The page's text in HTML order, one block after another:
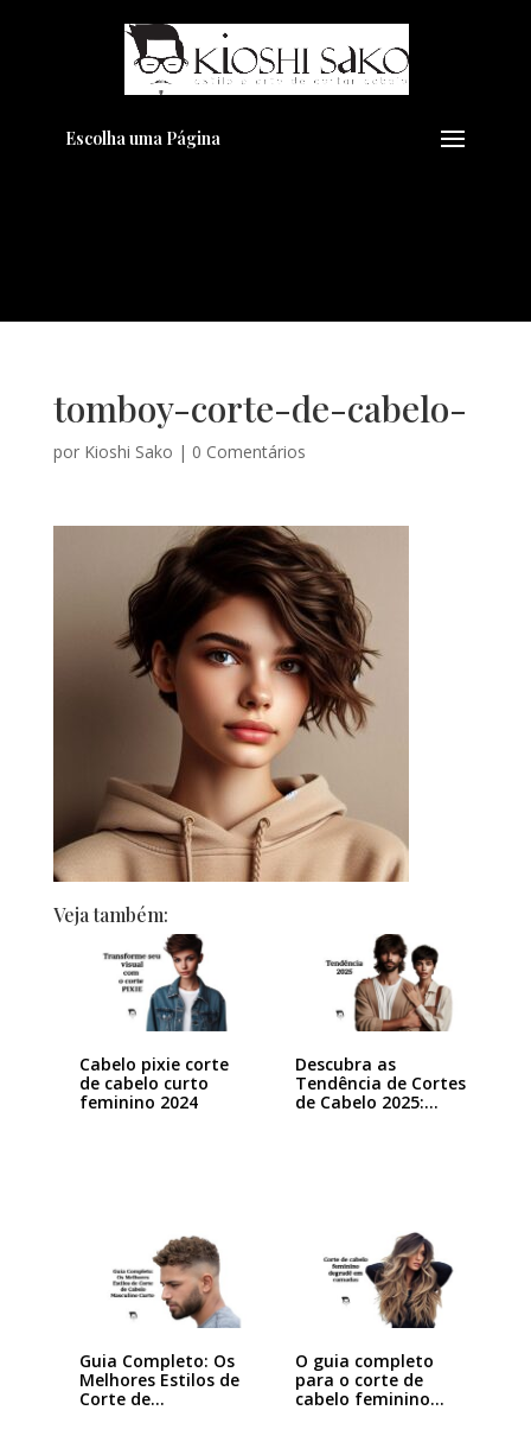
Escolha uma Página
tomboy-corte-de-cabelo-
por Kioshi Sako | 0 Comentários
Veja também:
Cabelo pixie corte
de cabelo curto
feminino 2024
Descubra as
Tendência de Cortes
de Cabelo 2025:…
Guia Completo: Os
Melhores Estilos de
Corte de…
O guia completo
para o corte de
cabelo feminino…
Pensando em transformar seu
Visual??